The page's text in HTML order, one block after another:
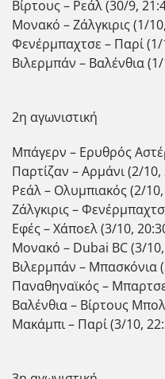
Βίρτους – Ρεάλ (30/9,
Μονακό – Ζάλγκιρις (1/
Φενέρμπαχτσε – Παρί (1/
Βιλερμπάν – Βαλένθια
2η αγωνιστική
Μπάγερν – Ερυθρός
Παρτίζαν – Αρμάνι (2/10,
Ρεάλ – Ολυμπιακός (2/
Ζάλγκιρις –
Εφές – Χάποελ (3/10,
Μονακό – Dubai BC (3/
Βιλερμπάν – Μπασκόνια
Παναθηναϊκός –
Βαλένθια – Βίρτους
Μακάμπι – Παρί (3/10,